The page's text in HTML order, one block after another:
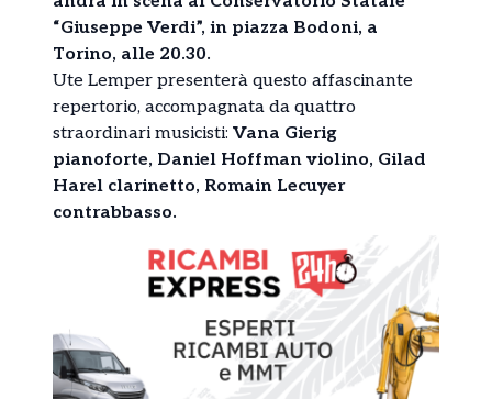
“Giuseppe Verdi”, in piazza Bodoni, a
Torino, alle 20.30.
Ute Lemper presenterà questo affascinante
repertorio, accompagnata da quattro
straordinari musicisti: Vana Gierig
pianoforte, Daniel Hoffman violino, Gilad
Harel clarinetto, Romain Lecuyer
contrabbasso.